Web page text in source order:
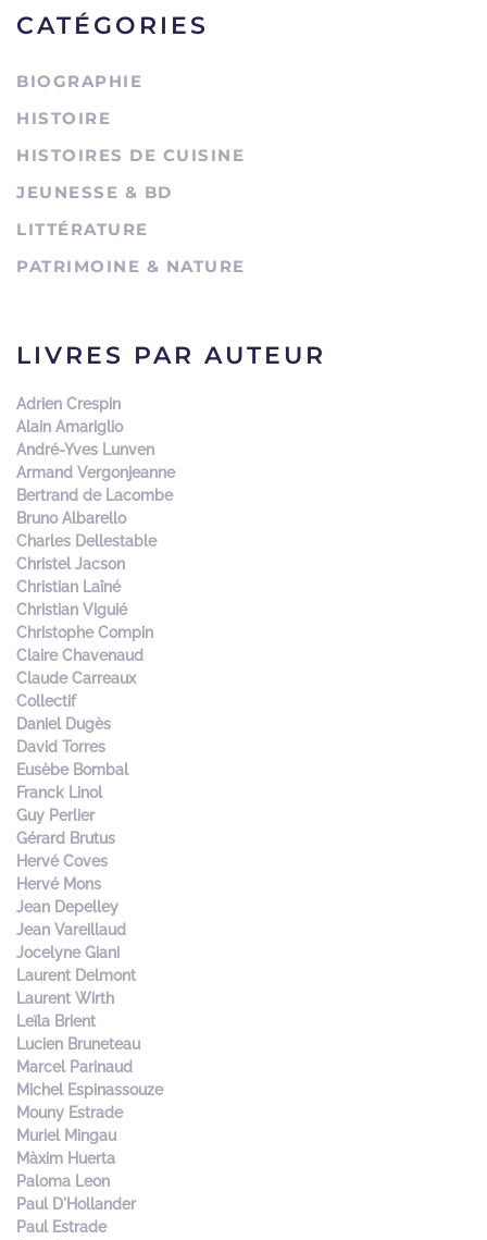
CATÉGORIES
BIOGRAPHIE
HISTOIRE
HISTOIRES DE CUISINE
JEUNESSE & BD
LITTÉRATURE
PATRIMOINE & NATURE
LIVRES PAR AUTEUR
Adrien Crespin
Alain Amariglio
André-Yves Lunven
Armand Vergonjeanne
Bertrand de Lacombe
Bruno Albarello
Charles Dellestable
Christel Jacson
Christian Laîné
Christian Viguié
Christophe Compin
Claire Chavenaud
Claude Carreaux
Collectif
Daniel Dugès
David Torres
Eusèbe Bombal
Franck Linol
Guy Perlier
Gérard Brutus
Hervé Coves
Hervé Mons
Jean Depelley
Jean Vareillaud
Jocelyne Giani
Laurent Delmont
Laurent Wirth
Leïla Brient
Lucien Bruneteau
Marcel Parinaud
Michel Espinassouze
Mouny Estrade
Muriel Mingau
Màxim Huerta
Paloma Leon
Paul D'Hollander
Paul Estrade